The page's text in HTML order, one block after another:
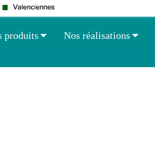
produits Nos réalisations